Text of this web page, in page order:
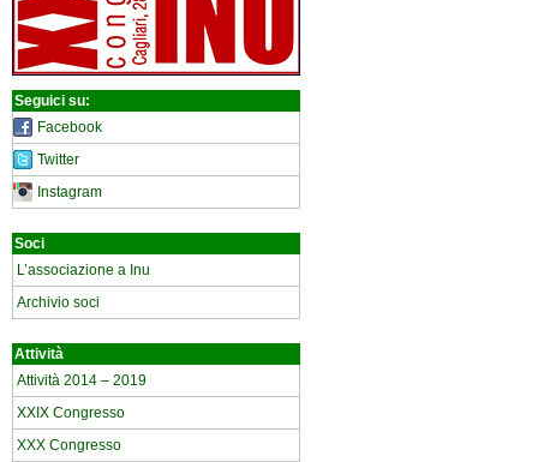
Seguici su:
Facebook
Twitter
Instagram
Soci
L’associazione a Inu
Archivio soci
Attività
Attività 2014 – 2019
XXIX Congresso
XXX Congresso